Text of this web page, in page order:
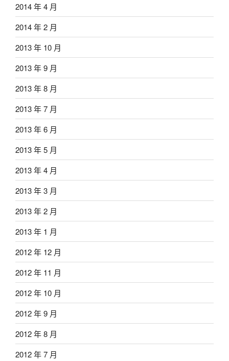
2014 年 4 月
2014 年 2 月
2013 年 10 月
2013 年 9 月
2013 年 8 月
2013 年 7 月
2013 年 6 月
2013 年 5 月
2013 年 4 月
2013 年 3 月
2013 年 2 月
2013 年 1 月
2012 年 12 月
2012 年 11 月
2012 年 10 月
2012 年 9 月
2012 年 8 月
2012 年 7 月